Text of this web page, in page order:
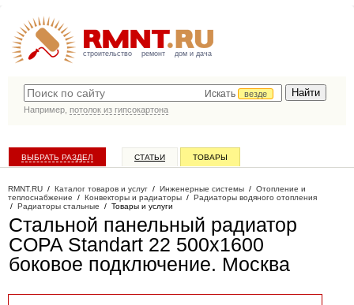
строительство ремонт дом и дача
Искать
везде
Например, потолок из гипсокартона
ВЫБРАТЬ РАЗДЕЛ СТАТЬИ ТОВАРЫ
RMNT.RU / Каталог товаров и услуг / Инженерные системы / Отопление и
теплоснабжение / Конвекторы и радиаторы / Радиаторы водяного отопления
/ Радиаторы стальные / Товары и услуги
Стальной панельный радиатор
COPA Standart 22 500х1600
боковое подключение. Москва